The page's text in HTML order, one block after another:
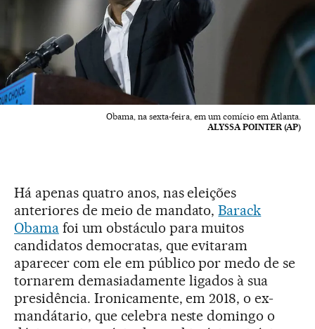
Obama, na sexta-feira, em um comício em Atlanta.
ALYSSA POINTER (AP)
Há apenas quatro anos, nas eleições
anteriores de meio de mandato,Barack
Obamafoi um obstáculo para muitos
candidatos democratas, que evitaram
aparecer com ele em público por medo de se
tornarem demasiadamente ligados à sua
presidência. Ironicamente, em 2018, o ex-
mandátario, que celebra neste domingo o